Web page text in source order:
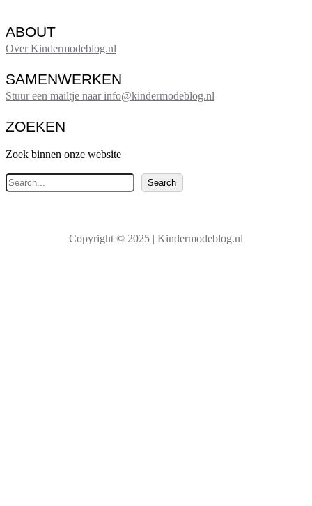
ABOUT
Over Kindermodeblog.nl
SAMENWERKEN
Stuur een mailtje naar info@kindermodeblog.nl
ZOEKEN
Zoek binnen onze website
Z
o
e
Search
Copyright © 2025 | Kindermodeblog.nl